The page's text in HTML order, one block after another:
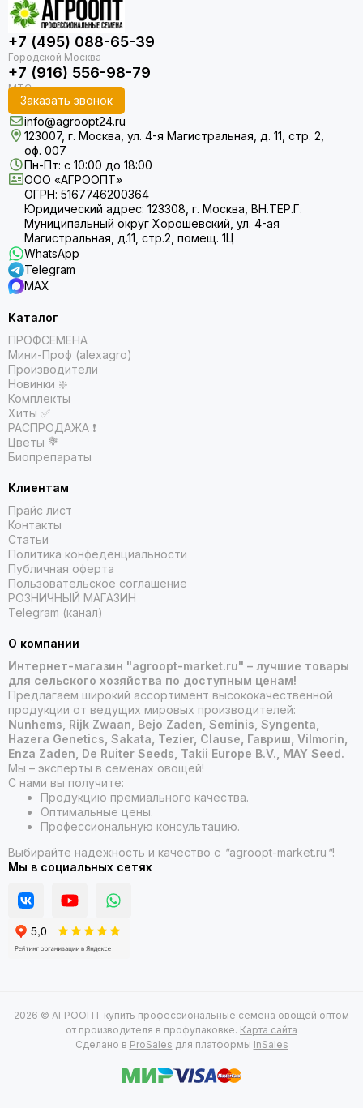
+7 (495) 088-65-39
+7 (916) 556-98-79
Заказать звонок
info@agroopt24.ru
123007, г. Москва, ул. 4-я Магистральная, д. 11, стр. 2,
оф. 007
Пн-Пт: с 10:00 до 18:00
ООО «АГРООПТ»
ОГРН: 5167746200364
Юридический адрес: 123308, г. Москва, ВН.ТЕР.Г.
Муниципальный округ Хорошевский, ул. 4-ая
Магистральная, д.11, стр.2, помещ. 1Ц
WhatsApp
Telegram
MAX
Каталог
ПРОФСЕМЕНА
Мини-Проф (alexagro)
Производители
Новинки ❇️
Комплекты
Хиты ✅
РАСПРОДАЖА ❗️
Цветы 💐
Биопрепараты
Клиентам
Прайс лист
Контакты
Статьи
Политика конфеденциальности
Публичная оферта
Пользовательское соглашение
РОЗНИЧНЫЙ МАГАЗИН
Telegram (канал)
О компании
Интернет-магазин "agroopt-market.ru" – лучшие товары
для сельского хозяйства по доступным ценам!
Предлагаем широкий ассортимент высококачественной
продукции от ведущих мировых производителей:
Nunhems, Rijk Zwaan, Bejo Zaden, Seminis, Syngenta,
Hazera Genetics, Sakata, Tezier, Clause, Гавриш, Vilmorin,
Enza Zaden, De Ruiter Seeds, Takii Europe B.V., MAY Seed.
Мы – эксперты в семенах овощей!
С нами вы получите:
Продукцию премиального качества.
Оптимальные цены.
Профессиональную консультацию.
Выбирайте надежность и качество с "agroopt-market.ru "!
Мы в социальных сетях
2026 © АГРООПТ купить профессиональные семена овощей оптом
от производителя в профупаковке. Карта сайта
Сделано в ProSales для платформы InSales